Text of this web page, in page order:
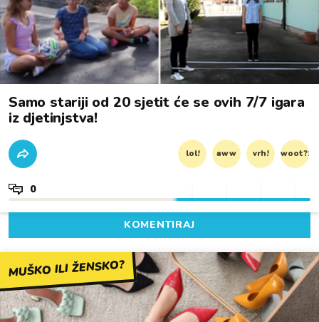
Samo stariji od 20 sjetit će se ovih 7/7 igara
iz djetinjstva!
lol! aww vrh! woot?!
0
KOMENTIRAJ
MUŠKO ILI ŽENSKO?